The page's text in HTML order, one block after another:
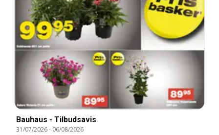
Bauhaus - Tilbudsavis
31/07/2026- 06/08/2026